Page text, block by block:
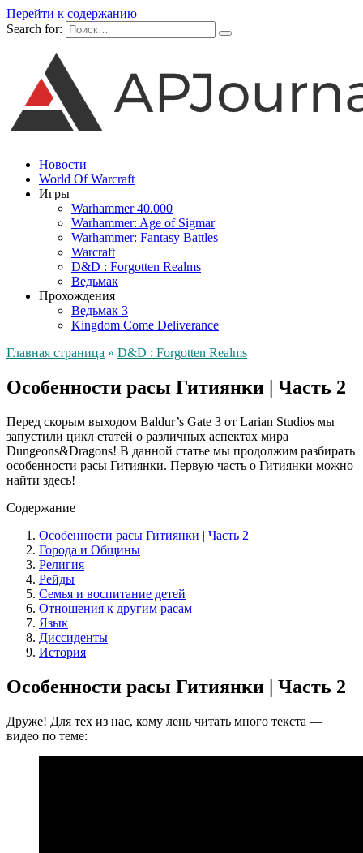
Перейти к содержанию
Search for:
Новости
World Of Warcraft
Игры
Warhammer 40.000
Warhammer: Age of Sigmar
Warhammer: Fantasy Battles
Warcraft
D&D : Forgotten Realms
Ведьмак
Прохождения
Ведьмак 3
Kingdom Come Deliverance
Главная страница » D&D : Forgotten Realms
Особенности расы Гитиянки | Часть 2
Перед скорым выходом Baldur’s Gate 3 от Larian Studios мы
запустили цикл статей о различных аспектах мира
Dungeons&Dragons! В данной статье мы продолжим разбирать
особенности расы Гитиянки. Первую часть о Гитиянки можно
найти здесь!
Содержание
Особенности расы Гитиянки | Часть 2
Города и Общины
Религия
Рейды
Семья и воспитание детей
Отношения к другим расам
Язык
Диссиденты
История
Особенности расы Гитиянки | Часть 2
Друже! Для тех из нас, кому лень читать много текста —
видео по теме: